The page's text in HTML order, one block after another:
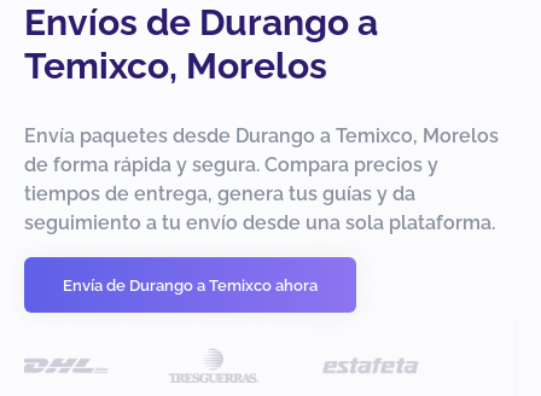
Envíos de Durango a
Temixco, Morelos
Envía paquetes desde Durango a Temixco, Morelos
de forma rápida y segura. Compara precios y
tiempos de entrega, genera tus guías y da
seguimiento a tu envío desde una sola plataforma.
Envía de Durango a Temixco ahora